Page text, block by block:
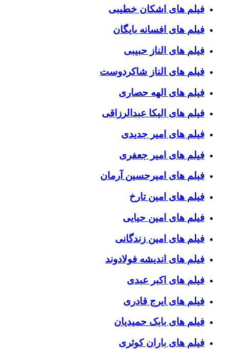
فیلم های اشکان خطیبی
فیلم های افسانه بایگان
فیلم های الناز حبیبی
فیلم های الناز شاکردوست
فیلم های الهه حصاری
فیلم های الیکا عبدالرزاقی
فیلم های امیر جدیدی
فیلم های امیر جعفری
فیلم های امیرحسین آرمان
فیلم های امین تارخ
فیلم های امین حیایی
فیلم های امین زندگانی
فیلم های اندیشه فولادوند
فیلم های اکبر عبدی
فیلم های ایرج قادری
فیلم های بابک حمیدیان
فیلم های باران کوثری